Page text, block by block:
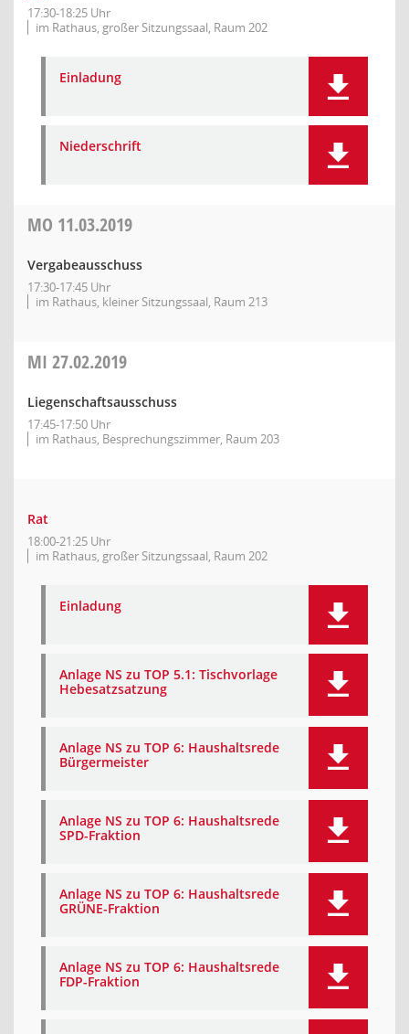
17:30-18:25 Uhr
im Rathaus, großer Sitzungssaal, Raum 202
Einladung
Niederschrift
MO 11.03.2019
Vergabeausschuss
17:30-17:45 Uhr
im Rathaus, kleiner Sitzungssaal, Raum 213
MI 27.02.2019
Liegenschaftsausschuss
17:45-17:50 Uhr
im Rathaus, Besprechungszimmer, Raum 203
Rat
18:00-21:25 Uhr
im Rathaus, großer Sitzungssaal, Raum 202
Einladung
Anlage NS zu TOP 5.1: Tischvorlage
Hebesatzsatzung
Anlage NS zu TOP 6: Haushaltsrede
Bürgermeister
Anlage NS zu TOP 6: Haushaltsrede
SPD-Fraktion
Anlage NS zu TOP 6: Haushaltsrede
GRÜNE-Fraktion
Anlage NS zu TOP 6: Haushaltsrede
FDP-Fraktion